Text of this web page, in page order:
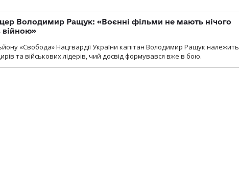
Володимир Ращук: «Воєнні фільми не мають нічого
війною»
«Свобода» Нацгвардії України капітан Володимир Ращук належить
та військових лідерів, чий досвід формувався вже в бою.